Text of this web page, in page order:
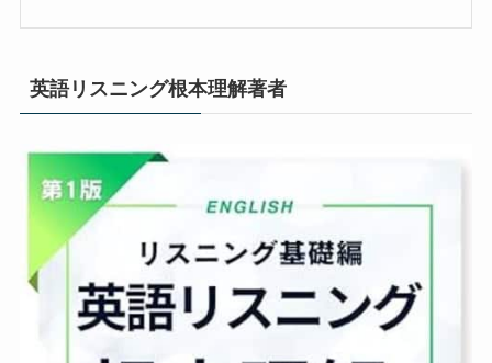
英語リスニング根本理解著者